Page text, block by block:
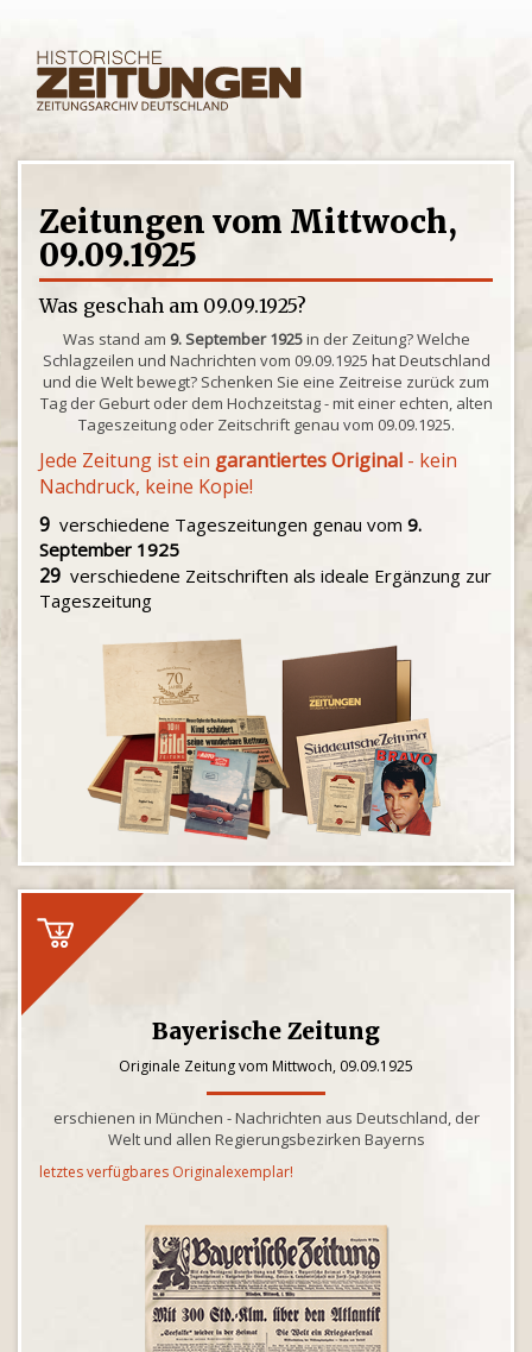
Zeitungen vom Mittwoch,
09.09.1925
Was geschah am 09.09.1925?
Was stand am 9. September 1925in der Zeitung? Welche
Schlagzeilen und Nachrichten vom 09.09.1925 hat Deutschland
und die Welt bewegt? Schenken Sie eine Zeitreise zurück zum
Tag der Geburt oder dem Hochzeitstag - mit einer echten, alten
Tageszeitung oder Zeitschrift genau vom 09.09.1925.
Jede Zeitung ist ein garantiertes Original - kein
Nachdruck, keine Kopie!
9 verschiedene Tageszeitungen genau vom 9.
September 1925
29 verschiedene Zeitschriften als ideale Ergänzung zur
Tageszeitung
Bayerische Zeitung
Originale Zeitung vom Mittwoch, 09.09.1925
erschienen in München - Nachrichten aus Deutschland, der
Welt und allen Regierungsbezirken Bayerns
letztes verfügbares Originalexemplar!